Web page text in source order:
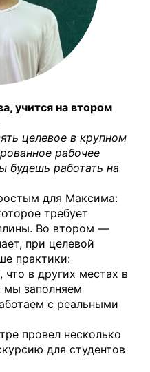
учится на втором
целевое в крупном
рабочее
будешь работать на
для Максима:
требует
Во втором —
при целевой
практики:
в других местах в
заполняем
с реальными
провел несколько
для студентов